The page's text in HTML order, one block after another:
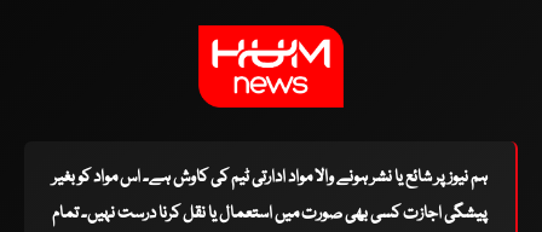
ہم نیوز پر شائع یا نشر ہونے والا مواد ادارتی ٹیم کی کاوش ہے۔ اس مواد کو بغیر
پیشگی اجازت کسی بھی صورت میں استعمال یا نقل کرنا درست نہیں۔ تمام